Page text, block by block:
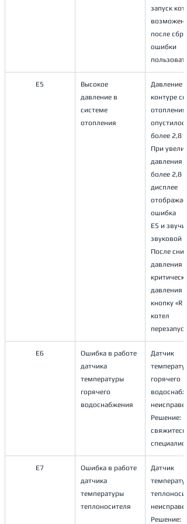
запуск
возможен
после
ошибки
E5
Высокое
давление в
системе
отопления
Давление в
контуре
отопления
опустилось
более 2,8
При
давления
более 2,8
дисплее
ошибка
Е5 и звучит
звуковой
После
давления
давления
кнопку
котел
E6
Ошибка в работе
датчика
температуры
горячего
водоснабжения
Датчик
горячего
неисправен.
Решение:
свяжитесь
E7
Ошибка в работе
датчика
температуры
теплоносителя
Датчик
неисправен.
Решение: